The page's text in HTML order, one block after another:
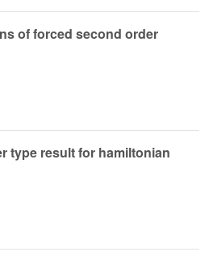
of forced second order
type result for hamiltonian